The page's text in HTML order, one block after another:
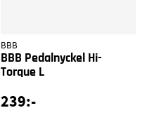
BBB
BBB Pedalnyckel Hi-
Torque L
239:-